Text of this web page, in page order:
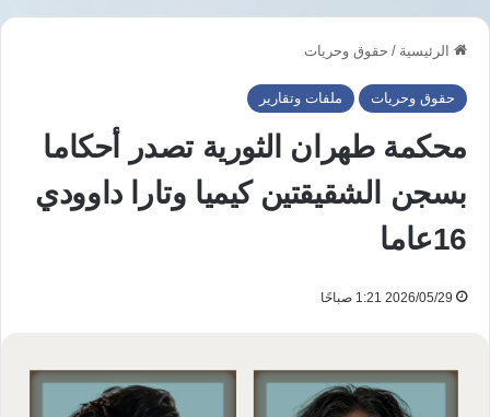
الرئيسية / حقوق وحريات
حقوق وحريات ملفات وتقارير
محكمة طهران الثورية تصدر أحكاما
بسجن الشقيقتين كيميا وتارا داوودي
16عاما
2026/05/29 1:21 صباحًا